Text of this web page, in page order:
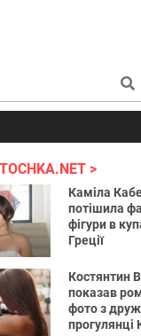
2022
Каміла
потішила
фігури в
Греції
Костянтин
показав
фото з
прогулянці